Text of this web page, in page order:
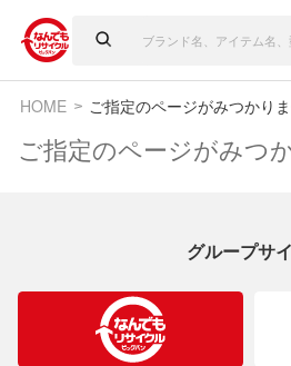
HOME ご指定のページがみつかり
ご指定のページがみつ
グループサ